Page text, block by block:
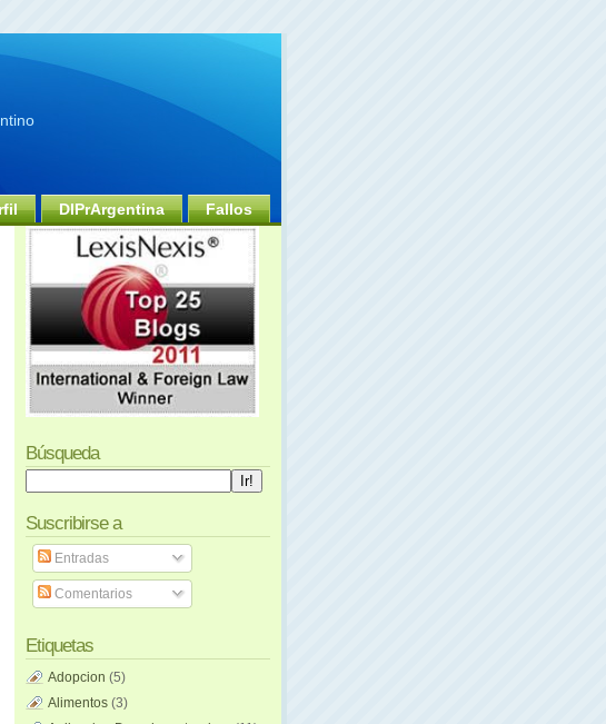
DIPrArgentina Fallos
Búsqueda
Suscribirse a
Entradas
Comentarios
Etiquetas
Adopcion (5)
Alimentos (3)